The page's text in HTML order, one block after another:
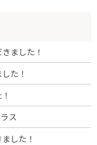
ました！
た！
ス
した！